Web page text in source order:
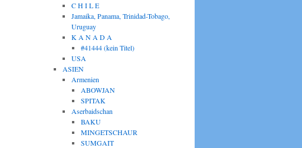
C H I L E
Jamaika, Panama, Trinidad-Tobago,
Uruguay
K A N A D A
#41444 (kein Titel)
USA
ASIEN
Armenien
ABOWJAN
SPITAK
Aserbaidschan
BAKU
MINGETSCHAUR
SUMGAIT